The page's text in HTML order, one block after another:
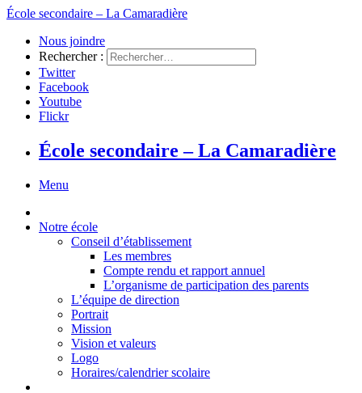
École secondaire – La Camaradière
Nous joindre
Rechercher :
Twitter
Facebook
Youtube
Flickr
École secondaire – La Camaradière
Menu
Notre école
Conseil d’établissement
Les membres
Compte rendu et rapport annuel
L’organisme de participation des parents
L’équipe de direction
Portrait
Mission
Vision et valeurs
Logo
Horaires/calendrier scolaire